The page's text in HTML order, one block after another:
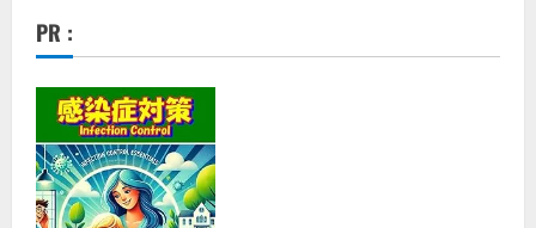
PR :